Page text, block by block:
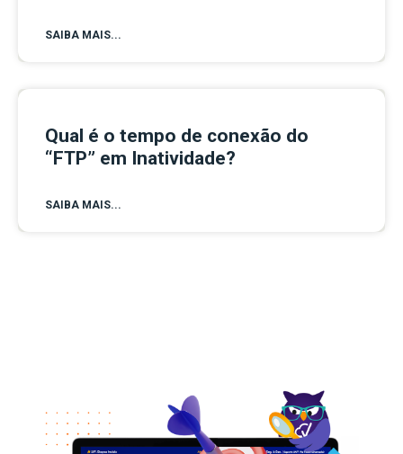
SAIBA MAIS...
Qual é o tempo de conexão do
“FTP” em Inatividade?
SAIBA MAIS...